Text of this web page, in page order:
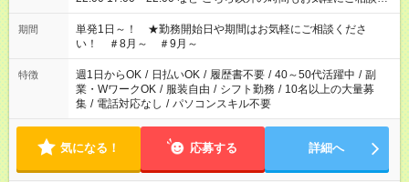
ださい！
期間
単発1日～！ ★勤務開始日や期間はお気軽にご相談くださ
い！ ＃8月～ ＃9月～
特徴 週1日からOK / 日払いOK / 履歴書不要 / 40～50代活躍中 / 副
業・WワークOK / 服装自由 / シフト勤務 / 10名以上の大量募
集 / 電話対応なし / パソコンスキル不要
気になる！ 応募する 詳細へ